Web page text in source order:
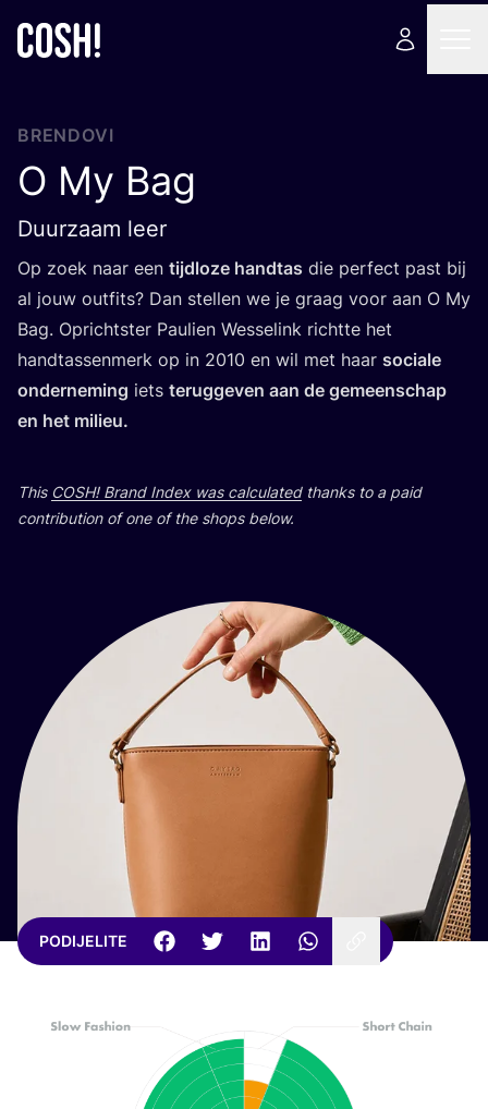
BRENDOVI
O My Bag
Duurzaam leer
Op zoek naar een tijd­lo­ze han­d­tas die per­fect past bij
al jouw out­fits? Dan stel­len we je gra­ag voor aan O My
Bag. Opric­h­t­ster Pauli­en Wesse­link ric­h­t­te het
han­d­ta­ssen­merk op in 2010 en wil met haar soci­ale
onder­ne­ming iets terug­ge­ven aan de geme­en­s­c­hap
en het milieu.
This COSH! Brand Index was cal­cu­la­tedthan­ks to a paid
con­tri­bu­ti­on of one of the shops below.
PODIJELITE